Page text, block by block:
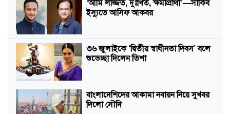
ইস্যুতে আসিফ আকবর
৩৬ জুলাইকে ‘দ্বিতীয় স্বাধীনতা দিবস’ বলে
শুভেচ্ছা দিলেন তিশা
বাংলাদেশিদের আকামা নবায়ন নিয়ে সুখবর
দিলো সৌদি